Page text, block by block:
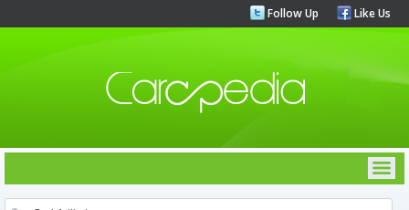
Follow Up Like Us